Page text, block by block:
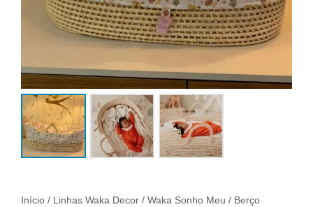
Início / Linhas Waka Decor / Waka Sonho Meu / Berço